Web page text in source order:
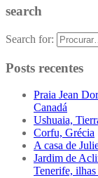
search
Search for:
Posts recentes
Praia Jean
Canadá
Ushuaia,
Corfu, Grécia
A casa de
Jardim de
Tenerife, ilhas